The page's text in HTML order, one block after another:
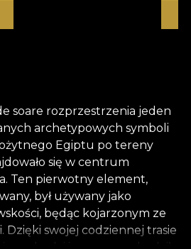
soare rozprzestrzenia jeden
archetypowych symboli
Egiptu po tereny
się w centrum
Ten pierwotny element,
był używany jako
będąc kojarzonym ze
Dzięki swojej codziennej trasie